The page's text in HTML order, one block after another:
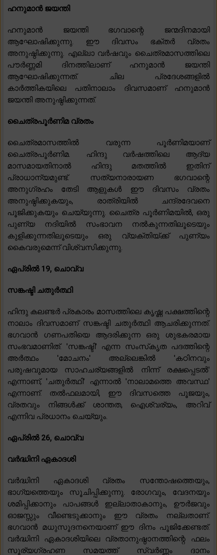
ഹനുമാൻ ജയന്തി
ഹനുമാൻ ജയന്തി ഭഗവാന്റെ ജന്മദിനമായി
ആഘോഷിക്കുന്നു. ഈ ദിവസം ഭക്തർ വ്രതം
അനുഷ്ഠിക്കുന്നു. എല്ലാ വർഷവും ചൈത്രമാസത്തിലെ
പൗർണ്ണമി ദിനത്തിലാണ് ഹനുമാൻ ജയന്തി
ആഘോഷിക്കുന്നത്. ചില പ്രദേശങ്ങളിൽ
കാർത്തികയിലെ പതിനാലാം ദിവസമാണ് ഹനുമാൻ
ജയന്തി അനുഷ്ഠിക്കുന്നത്.
ചൈത്രപൂർണിമ വ്രതം
ചൈത്രമാസത്തിൽ വരുന്ന പൂർണിമയാണ്
ചൈത്രപൂർണിമ. ഹിന്ദു വർഷത്തിലെ ആദ്യ
മാസമായതിനാൽ ഹിന്ദു മതത്തിൽ ഇതിന്
പ്രാധാന്യമുണ്ട്. സത്യനാരായണ ഭഗവാന്റെ
അനുഗ്രഹം തേടി ആളുകൾ ഈ ദിവസം വ്രതം
അനുഷ്ഠിക്കുകയും, രാത്രിയിൽ ചന്ദ്രദേവനെ
പൂജിക്കുകയും ചെയ്യുന്നു. ചൈത്ര പൂർണിമയിൽ, ഒരു
പുണ്യ നദിയിൽ സംഭാവന നൽകുന്നതിലൂടെയും
കുളിക്കുന്നതിലൂടെയും ഒരു വ്യക്തിയ്ക്ക് പുണ്യം
കൈവരുമെന്ന് വിശ്വസിക്കുന്നു.
ഏപ്രിൽ 19, ചൊവ്വ
സങ്കഷ്ടി ചതുർത്ഥി
ഹിന്ദു കലണ്ടർ പ്രകാരം മാസത്തിലെ കൃഷ്ണ പക്ഷത്തിന്റെ
നാലാം ദിവസമാണ് സങ്കഷ്ടി ചതുർത്ഥി ആചരിക്കുന്നത്.
ഭഗവാൻ ഗണപതിയെ ആദരിക്കുന്ന ഒരു ശുഭകരമായ
സംഭവമാണിത്. 'സങ്കഷ്ടി' എന്ന സംസ്‌കൃത പദത്തിന്റെ
അർത്ഥം 'മോചനം' അല്ലെങ്കിൽ 'കഠിനവും
പരുഷവുമായ സാഹചര്യങ്ങളിൽ നിന്ന് രക്ഷപ്പെടൽ'
എന്നാണ്, 'ചതുർത്ഥി' എന്നാൽ 'നാലാമത്തെ അവസ്ഥ'
എന്നാണ്. തൽഫലമായി, ഈ ദിവസത്തെ പൂജയും,
വ്രതവും നിങ്ങൾക്ക് ശാന്തത, ഐശ്വര്യം, അറിവ്
എന്നിവ പ്രധാനം ചെയ്യും.
ഏപ്രിൽ 26, ചൊവ്വ
വർദ്ധിനി ഏകാദശി
വർദ്ധിനി ഏകാദശി വ്രതം സന്തോഷത്തെയും,
ഭാഗ്യത്തെയും സൂചിപ്പിക്കുന്നു. രോഗവും, വേദനയും
ശമിപ്പിക്കാനും പാപങ്ങൾ ഇല്ലാതാകാനും, ഊർജവും
ഓജസ്സും വീണ്ടെടുക്കാനും ഈ വ്രതം നല്ലതാണ്.
ഭഗവാൻ മധുസൂദനനെയാണ് ഈ ദിനം പൂജിക്കേണ്ടത്.
വർദ്ധിനി ഏകാദശിയിലെ വ്രതാനുഷ്ഠാനത്തിന്റെ ഫലം
സൂര്യഗ്രഹണ സമയത്ത് സ്വർണ്ണം ദാനം